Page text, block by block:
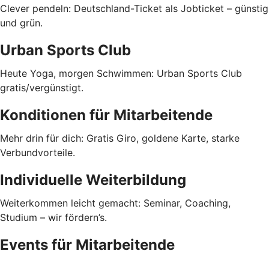
Clever pendeln: Deutschland-Ticket als Jobticket – günstig
und grün.
Urban Sports Club
Heute Yoga, morgen Schwimmen: Urban Sports Club
gratis/vergünstigt.
Konditionen für Mitarbeitende
Mehr drin für dich: Gratis Giro, goldene Karte, starke
Verbundvorteile.
Individuelle Weiterbildung
Weiterkommen leicht gemacht: Seminar, Coaching,
Studium – wir fördern’s.
Events für Mitarbeitende